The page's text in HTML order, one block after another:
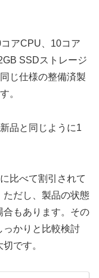
アCPU、10コア
SSDストレージ
じ仕様の整備済製
。
品と同じように1
比べて割引されて
ただし、製品の状態
合もあります。その
っかりと比較検討
です。